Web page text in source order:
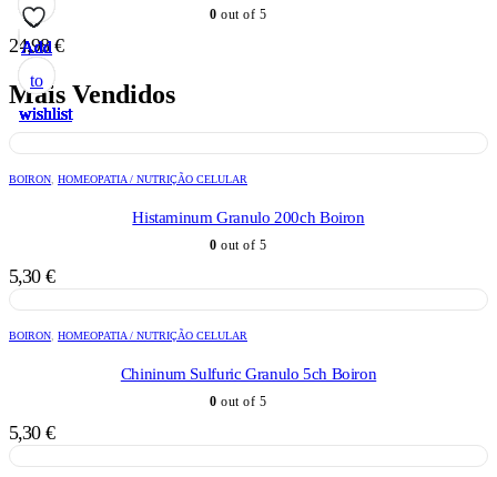
Add
to
wishlist
Add
to
wishlist
Add
to
wishlist
Add
to
wishlist
Add
to
wishlist
Add
to
wishlist
Add
to
wishlist
0 out of 5
24,98€
Mais Vendidos
Add
to
wishlist
BOIRON HOMEOPATIA / NUTRIÇÃO CELULAR
Histaminum Granulo 200ch Boiron
0 out of 5
5,30 €
Add
to
wishlist
BOIRON HOMEOPATIA / NUTRIÇÃO CELULAR
Chininum Sulfuric Granulo 5ch Boiron
0 out of 5
5,30 €
Add
to
wishlist
Add
to
wishlist
Add
to
wishlist
Add
to
wishlist